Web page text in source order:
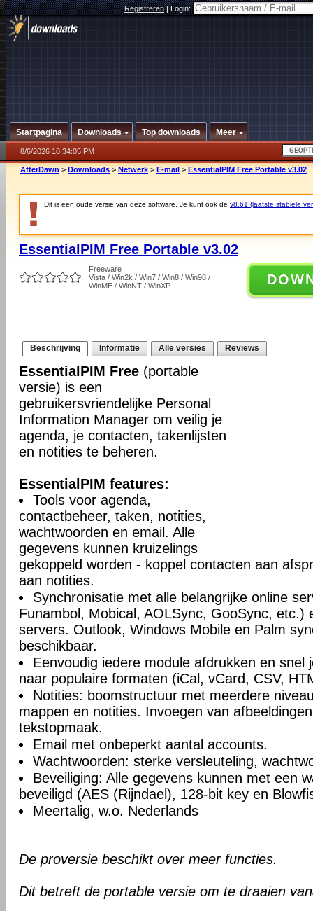
Registreren|Login:
Startpagina Downloads Top downloads Meer
8/6/2026 10:34:05 PM
AfterDawn > Downloads > Netwerk > E-mail > EssentialPIM Free Portable v3.02
Dit is een oude versie van deze software. Je kunt ook de v8.61 (laatste stabiele
EssentialPIM Free Portable v3.02
Freeware
Vista / Win2k / Win7 / Win8 / Win98 /
WinME / WinNT / WinXP
Beschrijving Informatie Alle versies Reviews
EssentialPIM Free (portable
versie) is een
gebruikersvriendelijke Personal
Information Manager om veilig je
agenda, je contacten, takenlijsten
en notities te beheren.
EssentialPIM features:
Tools voor agenda,
contactbeheer, taken, notities,
wachtwoorden en email. Alle
gegevens kunnen kruizelings
gekoppeld worden - koppel contacten aan
aan notities.
Synchronisatie met alle belangrijke online
Funambol, Mobical, AOLSync, GooSync, etc.)
servers. Outlook, Windows Mobile en Palm
beschikbaar.
Eenvoudig iedere module afdrukken en snel
naar populaire formaten (iCal, vCard, CSV,
Notities: boomstructuur met meerdere
mappen en notities. Invoegen van
tekstopmaak.
Email met onbeperkt aantal accounts.
Wachtwoorden: sterke versleuteling,
Beveiliging: Alle gegevens kunnen met een
beveiligd (AES (Rijndael), 128-bit key en
Meertalig, w.o. Nederlands
De proversie beschikt over meer functies.
Dit betreft de portable versie om te draaien